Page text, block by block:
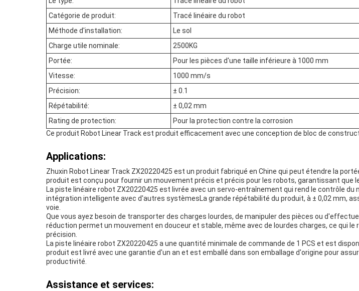
Catégorie de produit:
Tracé linéaire du robot
Méthode d'installation:
Le sol
Charge utile nominale:
2500KG
Portée:
Pour les pièces d'une taille inférieure à 1000 mm
Vitesse:
1000 mm/s
Précision:
± 0.1
Répétabilité:
± 0,02 mm
Rating de protection:
Pour la protection contre la corrosion
Ce produit Robot Linear Track est produit efficacement avec une conception de bloc de
Applications:
Zhuxin Robot Linear Track ZX20220425 est un produit fabriqué en Chine qui peut étendre la
produit est conçu pour fournir un mouvement précis et précis pour les robots, garantissant
La piste linéaire robot ZX20220425 est livrée avec un servo-entraînement qui rend le contrôle
intégration intelligente avec d'autres systèmesLa grande répétabilité du produit, à ± 0,02 mm,
voie.
Que vous ayez besoin de transporter des charges lourdes, de manipuler des pièces ou
réduction permet un mouvement en douceur et stable, même avec de lourdes charges, ce qui
précision.
La piste linéaire robot ZX20220425 a une quantité minimale de commande de 1 PCS et est
produit est livré avec une garantie d'un an et est emballé dans son emballage d'origine pour
productivité.
Assistance et services: